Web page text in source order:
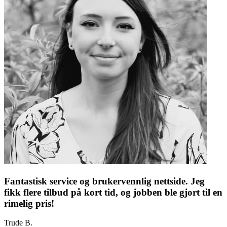
Fantastisk service og brukervennlig nettside. Jeg
fikk flere tilbud på kort tid, og jobben ble gjort til en
rimelig pris!
Trude B.